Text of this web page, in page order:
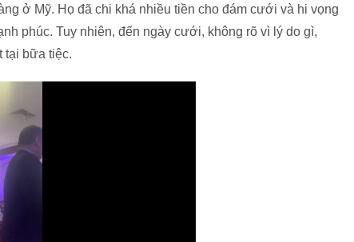
ở Mỹ. Họ đã chi khá nhiều tiền cho đám cưới và hi vọng
phúc. Tuy nhiên, đến ngày cưới, không rõ vì lý do gì,
tại bữa tiệc.